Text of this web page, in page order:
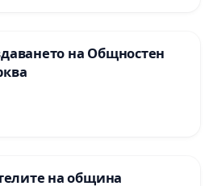
на Общностен
на община